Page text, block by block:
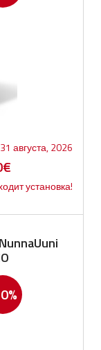
августа, 2026
€Текущая
цена:
4,941.00€.
установка!